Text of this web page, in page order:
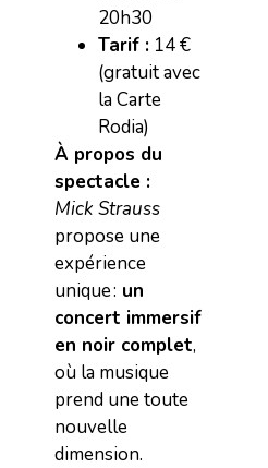
20h30
Tarif : 14 €
(gratuit avec
la Carte
Rodia)
À propos du
spectacle :
Mick Strauss
propose une
expérience
unique : un
concert immersif
en noir complet,
où la musique
prend une toute
nouvelle
dimension.